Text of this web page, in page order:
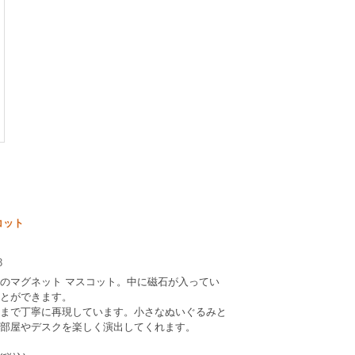
ト
マグネット マスコット。中に磁石が入ってい
ができます。
で丁寧に再現しています。小さなぬいぐるみと
屋やデスクを楽しく演出してくれます。